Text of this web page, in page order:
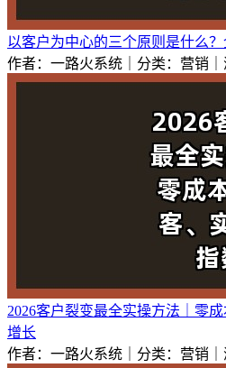
以客户为中心的三个原则是什么
作者：一路火系统｜分类：营销｜
2026客户裂变最全实操方法｜零
增长
作者：一路火系统｜分类：营销｜